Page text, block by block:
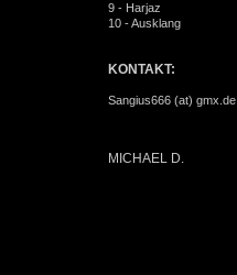
9 - Harjaz
10 - Ausklang
KONTAKT:
Sangius666 (at) gmx.de
MICHAEL D.